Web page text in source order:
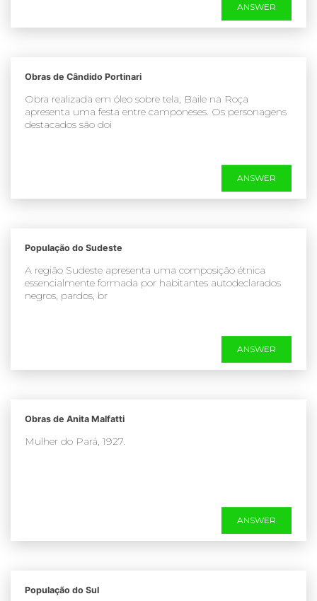
ANSWER
Obras de Cândido Portinari
Obra realizada em óleo sobre tela, Baile na Roça
apresenta uma festa entre camponeses. Os personagens
destacados são doi
ANSWER
População do Sudeste
A região Sudeste apresenta uma composição étnica
essencialmente formada por habitantes autodeclarados
negros, pardos, br
ANSWER
Obras de Anita Malfatti
Mulher do Pará, 1927.
ANSWER
População do Sul